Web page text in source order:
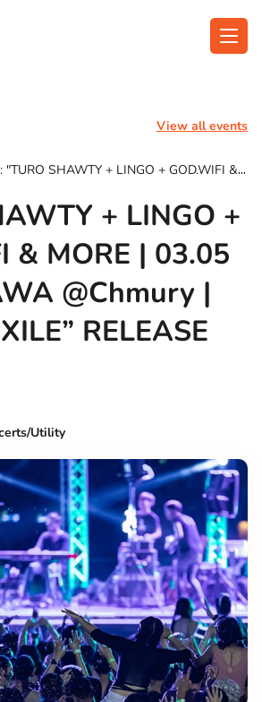
Get the App:
View all events
"TURO SHAWTY + LINGO + GOD.WIFI &
+ LINGO +
& MORE | 03.05
@Chmury |
RELEASE
Utility